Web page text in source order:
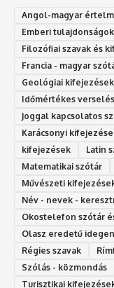
Angol-magyar
Emberi tulajdonságok
Filozófiai szavak és
Francia - magyar
Geológiai
Időmértékes verselés
Joggal kapcsolatos
Karácsonyi
kifejezések
Latin
Matematikai szótár
Művészeti
Név - nevek -
Okostelefon szótár
Olasz eredetű
Régies szavak
Szólás - közmondás
Turisztikai